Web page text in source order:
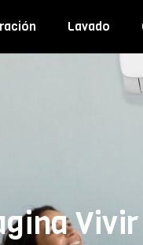
Lavado